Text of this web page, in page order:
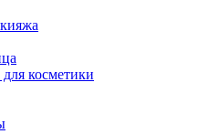
косметики